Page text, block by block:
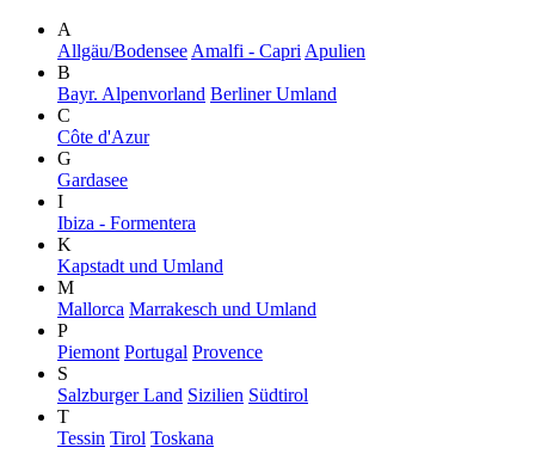
A
Allgäu/Bodensee Amalfi - Capri Apulien
B
Bayr. Alpenvorland Berliner Umland
C
Côte d'Azur
G
Gardasee
I
Ibiza - Formentera
K
Kapstadt und Umland
M
Mallorca Marrakesch und Umland
P
Piemont Portugal Provence
S
Salzburger Land Sizilien Südtirol
T
Tessin Tirol Toskana